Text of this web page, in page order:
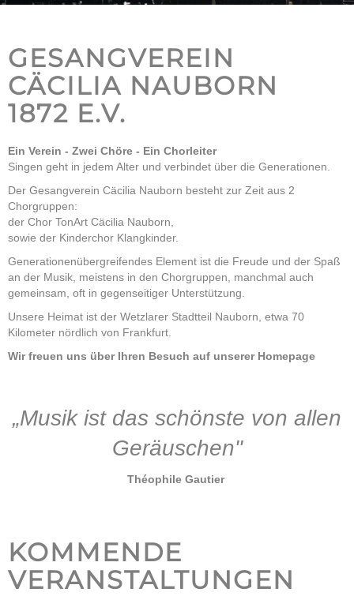
GESANGVEREIN
CÄCILIA NAUBORN
1872 E.V.
Ein Verein - Zwei Chöre - Ein Chorleiter
Singen geht in jedem Alter und verbindet über die Generationen.
Der Gesangverein Cäcilia Nauborn besteht zur Zeit aus 2
Chorgruppen:
der Chor TonArt Cäcilia Nauborn,
sowie der Kinderchor Klangkinder.
Generationenübergreifendes Element ist die Freude und der Spaß
an der Musik, meistens in den Chorgruppen, manchmal auch
gemeinsam, oft in gegenseitiger Unterstützung.
Unsere Heimat ist der Wetzlarer Stadtteil Nauborn, etwa 70
Kilometer nördlich von Frankfurt.
Wir freuen uns über Ihren Besuch auf unserer Homepage
„Musik ist das schönste von allen
Geräuschen"
Théophile Gautier
KOMMENDE
VERANSTALTUNGEN